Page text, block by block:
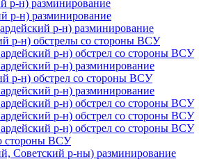
р-н) разминирование
р-н) разминирование
р-н) разминирование
р-н) обстрелы со стороны ВСУ
р-н) обстрел со стороны ВСУ
р-н) разминирование
р-н) обстрел со стороны ВСУ
р-н) разминирование
р-н) обстрел со стороны ВСУ
р-н) обстрел со стороны ВСУ
р-н) обстрел со стороны ВСУ
стороны ВСУ
Советский р-ны) разминирование